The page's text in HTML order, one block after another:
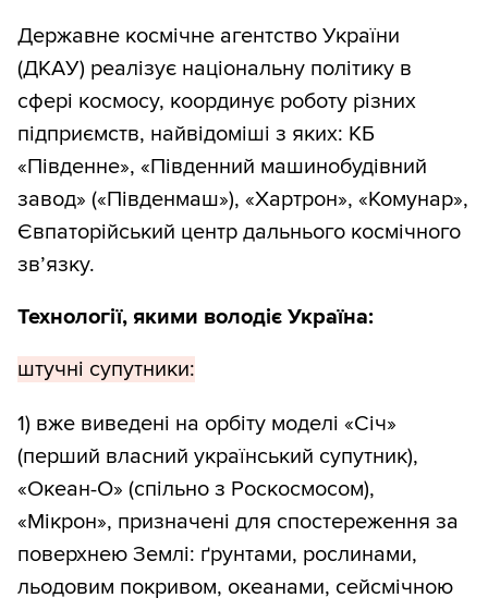
Державне космічне агентство України
(ДКАУ) реалізує національну політику в
сфері космосу, координує роботу різних
підприємств, найвідоміші з яких: КБ
«Південне», «Південний машинобудівний
завод» («Південмаш»), «Хартрон», «Комунар»,
Євпаторійський центр дальнього космічного
зв’язку.
Технології, якими володіє Україна:
штучні супутники:
1) вже виведені на орбіту моделі «Січ»
(перший власний український супутник),
«Океан-О» (спільно з Роскосмосом),
«Мікрон», призначені для спостереження за
поверхнею Землі: ґрунтами, рослинами,
льодовим покривом, океанами, сейсмічною